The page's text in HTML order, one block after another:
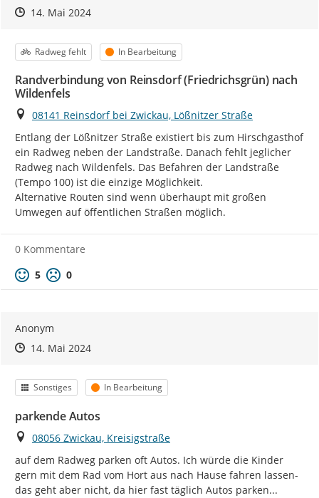
Zeitpunkt des Erstellens
Zeitpunkt des Erstellens
14. Mai 2024Zur Äußerung
Kategorie
Radweg fehlt Status
In Bearbeitung
Randverbindung von Reinsdorf (Friedrichsgrün) nach
Wildenfels
Ort
08141 Reinsdorf bei Zwickau, Lößnitzer Straße
Entlang der Lößnitzer Straße existiert bis zum Hirschgasthof
ein Radweg neben der Landstraße. Danach fehlt jeglicher
Radweg nach Wildenfels. Das Befahren der Landstraße
(Tempo 100) ist die einzige Möglichkeit.
Alternative Routen sind wenn überhaupt mit großen
Umwegen auf öffentlichen Straßen möglich.
0 Kommentare
Positive Bewertung
5 Negative Bewertung
0
Anonym
Zeitpunkt des Erstellens
Zeitpunkt des Erstellens
14. Mai 2024Zur Äußerung
Kategorie
Sonstiges Status
In Bearbeitung
parkende Autos
Ort
08056 Zwickau, Kreisigstraße
auf dem Radweg parken oft Autos. Ich würde die Kinder
gern mit dem Rad vom Hort aus nach Hause fahren lassen-
das geht aber nicht, da hier fast täglich Autos parken...